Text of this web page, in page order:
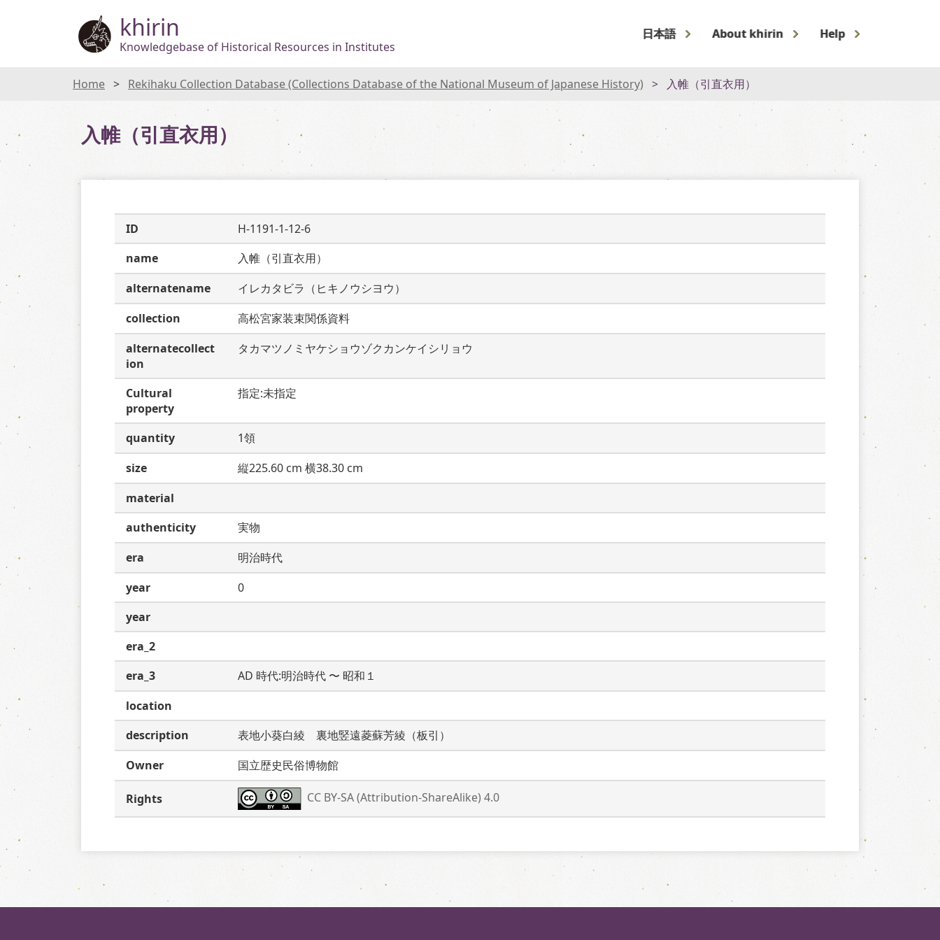
khirin
Knowledgebase of Historical Resources in Institutes
日本語 About khirin Help
Home Rekihaku Collection Database (Collections Database of the National Museum of Japanese History) 入帷（引直衣用）
入帷（引直衣用）
ID
H-1191-1-12-6
name
入帷（引直衣用）
alternatename
イレカタビラ（ヒキノウシヨウ）
collection
高松宮家装束関係資料
alternatecollect
ion
タカマツノミヤケショウゾクカンケイシリョウ
Cultural
property
指定:未指定
quantity
1領
size
縦225.60 cm 横38.30 cm
material
authenticity
実物
era
明治時代
year
0
year
era_2
era_3
AD 時代:明治時代 〜 昭和１
location
description
表地小葵白綾　裏地竪遠菱蘇芳綾（板引）
Owner
国立歴史民俗博物館
Rights CC BY-SA (Attribution-ShareAlike) 4.0